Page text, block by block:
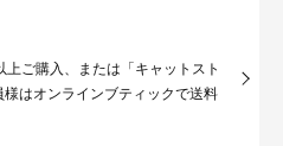
ご購入、または「キャットスト
様はオンラインブティックで送料